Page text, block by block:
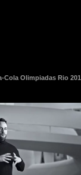
Cola Olimpiadas Rio